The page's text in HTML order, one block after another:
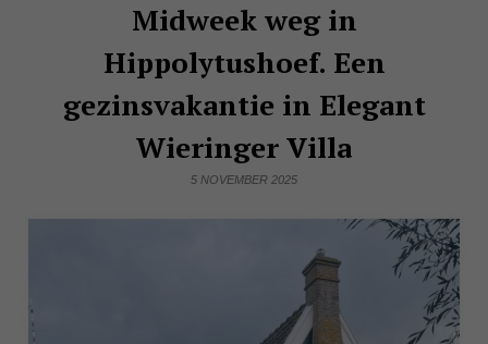
Midweek weg in
Hippolytushoef. Een
gezinsvakantie in Elegant
Wieringer Villa
5 NOVEMBER 2025